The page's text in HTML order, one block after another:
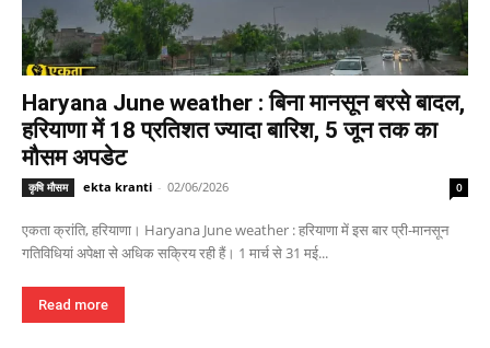
Haryana June weather : बिना मानसून बरसे बादल,
हरियाणा में 18 प्रतिशत ज्यादा बारिश, 5 जून तक का
मौसम अपडेट
कृषि मौसम ekta kranti - 02/06/2026 0
एकता क्रांति, हरियाणा। Haryana June weather : हरियाणा में इस बार प्री-मानसून
गतिविधियां अपेक्षा से अधिक सक्रिय रही हैं। 1 मार्च से 31 मई...
Read more